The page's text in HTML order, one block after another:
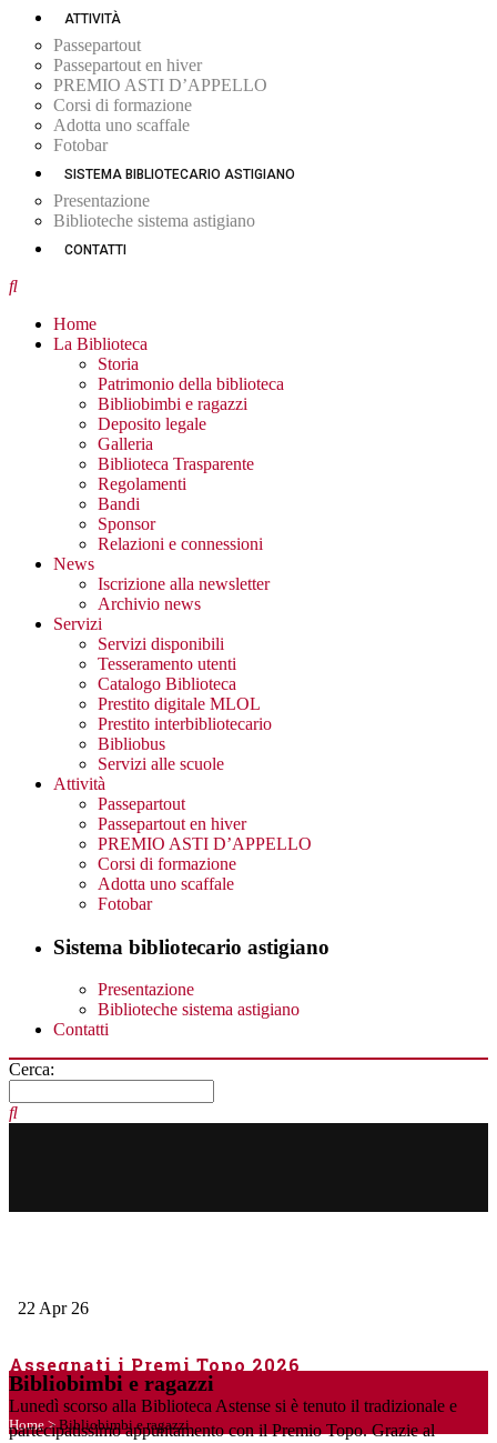
ATTIVITÀ
Passepartout
Passepartout en hiver
PREMIO ASTI D’APPELLO
Corsi di formazione
Adotta uno scaffale
Fotobar
SISTEMA BIBLIOTECARIO ASTIGIANO
Presentazione
Biblioteche sistema astigiano
CONTATTI
Home
La Biblioteca
Storia
Patrimonio della biblioteca
Bibliobimbi e ragazzi
Deposito legale
Galleria
Biblioteca Trasparente
Regolamenti
Bandi
Sponsor
Relazioni e connessioni
News
Iscrizione alla newsletter
Archivio news
Servizi
Servizi disponibili
Tesseramento utenti
Catalogo Biblioteca
Prestito digitale MLOL
Prestito interbibliotecario
Bibliobus
Servizi alle scuole
Attività
Passepartout
Passepartout en hiver
PREMIO ASTI D’APPELLO
Corsi di formazione
Adotta uno scaffale
Fotobar
Sistema bibliotecario astigiano
Presentazione
Biblioteche sistema astigiano
Contatti
Cerca:
Bibliobimbi e ragazzi
Home>Bibliobimbi e ragazzi
22Apr 26
Assegnati i Premi Topo 2026
Lunedì scorso alla Biblioteca Astense si è tenuto il tradizionale e
partecipatissimo appuntamento con il Premio Topo. Grazie al